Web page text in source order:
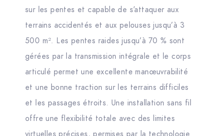
sur les pentes et capable de s’attaquer aux
terrains accidentés et aux pelouses jusqu’à 3
500 m². Les pentes raides jusqu’à 70 % sont
gérées par la transmission intégrale et le corps
articulé permet une excellente manœuvrabilité
et une bonne traction sur les terrains difficiles
et les passages étroits. Une installation sans fil
offre une flexibilité totale avec des limites